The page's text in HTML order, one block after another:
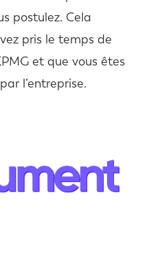
postulez. Cela
pris le temps de
et que vous êtes
l’entreprise.